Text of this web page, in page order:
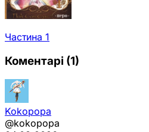
Частина 1
Коментарі (1)
Kokopopa
@kokopopa